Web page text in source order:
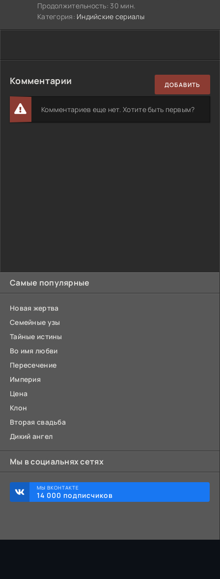
Самые популярные
Новая жертва
Семейные узы
Тайные истины
Во имя любви
Пересечение
Империя
Цена
Клон
Вторая свадьба
Дикий ангел
Мы в социальнях сетях
МЫ ВКОНТАКТЕ
14 000 подписчиков
Продолжительность: 30 мин.
Категория: Индийские сериалы
Комментарии ДОБАВИТЬ
Комментариев еще нет. Хотите быть первым?